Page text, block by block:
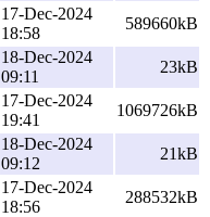
17-Dec-2024
18:58
589660kB
18-Dec-2024
09:11
23kB
17-Dec-2024
19:41
1069726kB
18-Dec-2024
09:12
21kB
17-Dec-2024
18:56
288532kB